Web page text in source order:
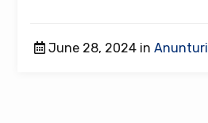
June 28, 2024 inAnunturi